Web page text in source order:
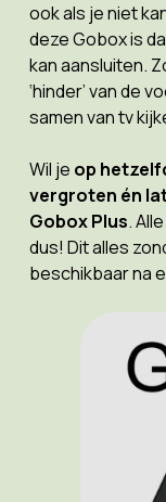
ook als je niet
deze Gobox is
kan aansluiten.
‘hinder’ van de
samen van tv
Wil je op
vergroten én
Gobox Plus.
dus! Dit alles
beschikbaar na